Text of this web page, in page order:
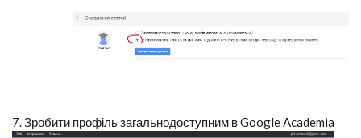
7. Зробити профіль загальнодоступним в Google Academia